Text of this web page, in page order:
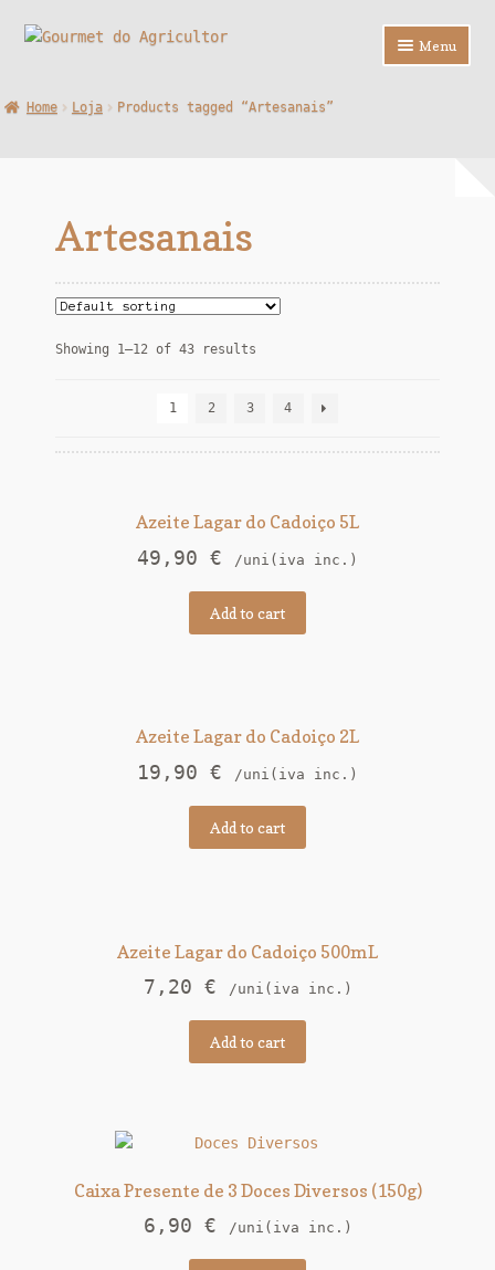
Ir
navegação
Saltar
conteúdo
Menu
F.A.Q.
Home Loja Products tagged “Artesanais”
Artesanais
Showing 1–12 of 43 results
1 2 3 4
Azeite Lagar do Cadoiço 5L
49,90 € /uni(iva inc.)
Add to cart
Azeite Lagar do Cadoiço 2L
19,90 € /uni(iva inc.)
Add to cart
Azeite Lagar do Cadoiço 500mL
7,20 € /uni(iva inc.)
Add to cart
Caixa Presente de 3 Doces Diversos (150g)
6,90 € /uni(iva inc.)